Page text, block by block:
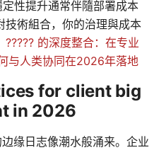
性提升通常伴隨部署成本
技術組合，你的治理與成本
????? 的深度整合：在专业
与人类协同在2026年落地
for client big
in 2026
缘日志像潮水般涌来。企业